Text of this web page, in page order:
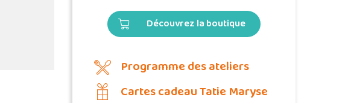
Découvrez la boutique
Programme des ateliers
Cartes cadeau Tatie Maryse